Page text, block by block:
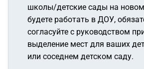
школы/детские сады на
будете работать в ДОУ,
согласуйте с руководством
выделение мест для ваших
или соседнем детском саду.